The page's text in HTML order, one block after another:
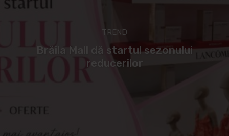
TREND
Brăila Mall dă startul sezonului
reducerilor